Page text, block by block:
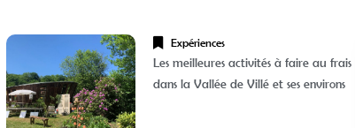
Expériences
Les meilleures activités à faire au frais
dans la Vallée de Villé et ses environs